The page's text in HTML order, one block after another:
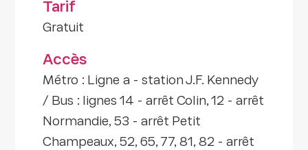
Tarif
Gratuit
Accès
Métro : Ligne a - station J.F. Kennedy
/ Bus : lignes 14 - arrêt Colin, 12 - arrêt
Normandie, 53 - arrêt Petit
Champeaux, 52, 65, 77, 81, 82 - arrêt